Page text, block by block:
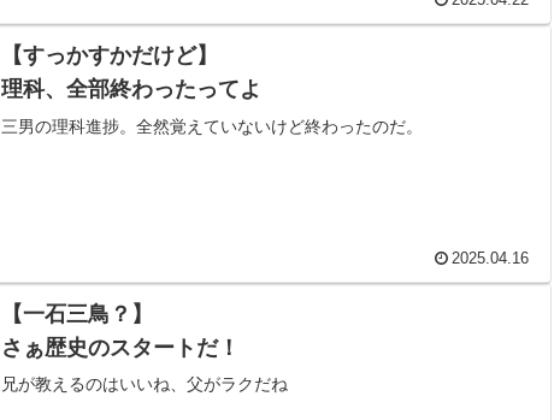
【すっかすかだけど】
理科、全部終わったってよ
三男の理科進捗。全然覚えていないけど終わったのだ。
2025.04.16
【一石三鳥？】
さぁ歴史のスタートだ！
兄が教えるのはいいね、父がラクだね